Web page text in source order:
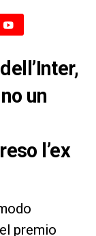
un
l’ex
premio